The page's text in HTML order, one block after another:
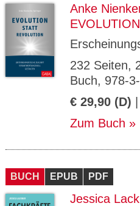
Anke
232 Seiten,
Buch, 978-
€ 29,90 (D)
Zum Buch
BUCH EPUB PDF
Jessica